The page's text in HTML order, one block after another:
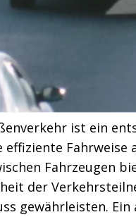
ist ein
Fahrweise
Fahrzeugen
der
gewährleisten.